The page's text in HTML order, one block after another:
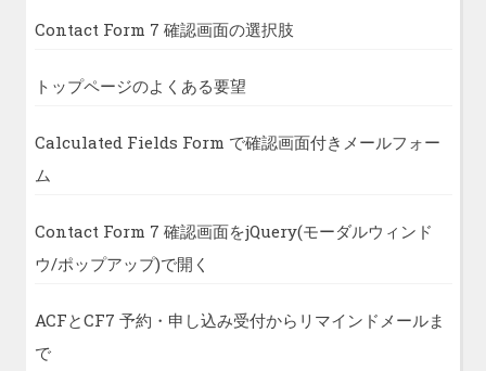
Contact Form 7 確認画面の選択肢
トップページのよくある要望
Calculated Fields Form で確認画面付きメールフォー
ム
Contact Form 7 確認画面をjQuery(モーダルウィンド
ウ/ポップアップ)で開く
ACFとCF7 予約・申し込み受付からリマインドメールま
で